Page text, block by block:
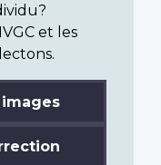
et les